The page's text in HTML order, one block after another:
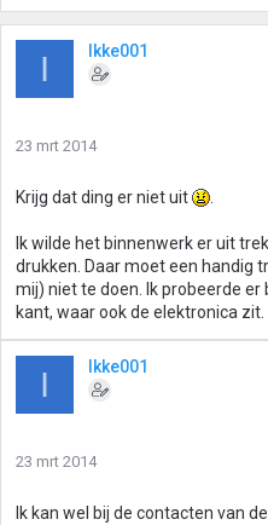
I Ikke001
23 mrt 2014
Krijg dat ding er niet uit .
Ik wilde het binnenwerk er uit
drukken. Daar moet een handig
mij) niet te doen. Ik probeerde
kant, waar ook de elektronica zit.
I Ikke001
23 mrt 2014
Ik kan wel bij de contacten van